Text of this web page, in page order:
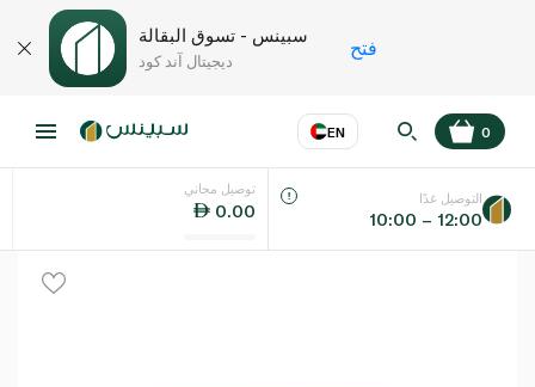
سبينس - تسوق البقالة
ديجيتال آند كود
فتح
EN
اللغة عر
0
توصيل مجاني
0.00
التوصيل غدًا
10:00 – 12:00